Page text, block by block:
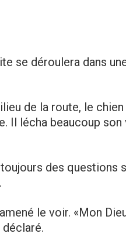
se déroulera dans
de la route, le
Il léchа beaucoup son
des questions
le voir. «Mon